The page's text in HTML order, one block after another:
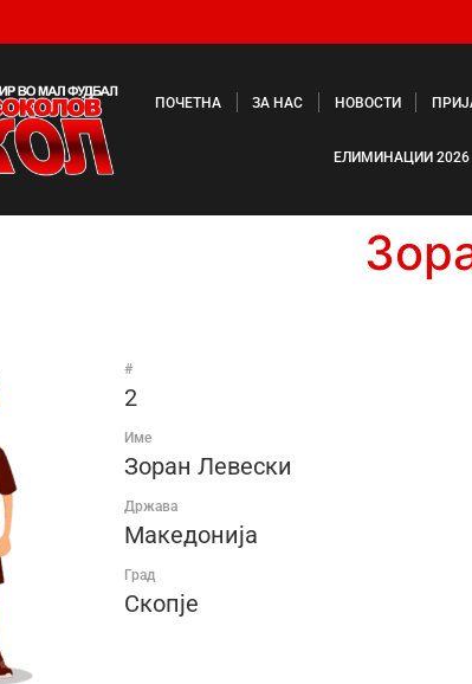
ПОЧЕТНА ЗА НАС НОВОСТИ
ЕЛИМИНАЦИИ 2026
#
2
Име
Зоран Левески
Држава
Македонија
Град
Скопје